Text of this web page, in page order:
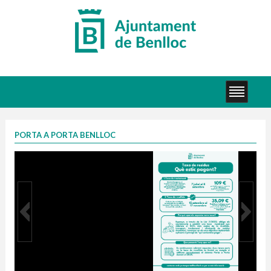
PORTA A PORTA BENLLOC